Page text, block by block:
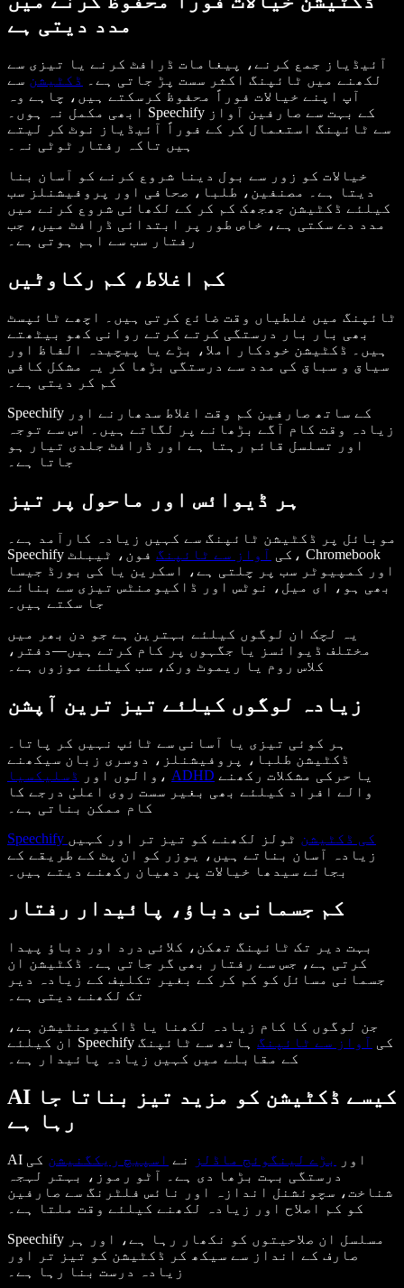
مدد دیتی ہے
آئیڈیاز جمع کرنے، پیغامات ڈرافٹ کرنے یا تیزی سے
لکھنے میں ٹائپنگ اکثر سست پڑ جاتی ہے۔
ڈکٹیشن سے
آپ اپنے خیالات فوراً محفوظ کرسکتے ہیں، چاہے وہ
ابھی مکمل نہ ہوں۔ Speechify کے بہت سے صارفین آواز
سے ٹائپنگ استعمال کر کے فوراً آئیڈیاز نوٹ کر لیتے
ہیں تاکہ رفتار ٹوٹی نہ۔
خیالات کو زور سے بول دینا شروع کرنے کو آسان بنا
دیتا ہے۔ مصنفین، طلبا، صحافی اور پروفیشنلز سب
کیلئے ڈکٹیشن جھجھک کم کر کے لکھائی شروع کرنے میں
مدد دے سکتی ہے، خاص طور پر ابتدائی ڈرافٹ میں، جب
رفتار سب سے اہم ہوتی ہے۔
کم اغلاط، کم رکاوٹیں
ٹائپنگ میں غلطیاں وقت ضائع کرتی ہیں۔ اچھے ٹائپسٹ
بھی بار بار درستگی کرتے کرتے روانی کھو بیٹھتے
ہیں۔ ڈکٹیشن خودکار املا، بڑے یا پیچیدہ الفاظ اور
سیاق و سباق کی مدد سے درستگی بڑھا کر یہ مشکل کافی
کم کر دیتی ہے۔
Speechify کے ساتھ صارفین کم وقت اغلاط سدھارنے اور
زیادہ وقت کام آگے بڑھانے پر لگاتے ہیں۔ اس سے توجہ
اور تسلسل قائم رہتا ہے اور ڈرافٹ جلدی تیار ہو
جاتا ہے۔
ہر ڈیوائس اور ماحول پر تیز
موبائل پر ڈکٹیشن ٹائپنگ سے کہیں زیادہ کارآمد ہے۔
Speechify کی آواز سے ٹائپنگ فون، ٹیبلٹ، Chromebook
اور کمپیوٹر سب پر چلتی ہے، اسکرین یا کی بورڈ جیسا
بھی ہو، ای میل، نوٹس اور ڈاکیومنٹس تیزی سے بنائے
جا سکتے ہیں۔
یہ لچک ان لوگوں کیلئے بہترین ہے جو دن بھر میں
مختلف ڈیوائسز یا جگہوں پر کام کرتے ہیں—دفتر،
کلاس روم یا ریموٹ ورک، سب کیلئے موزوں ہے۔
زیادہ لوگوں کیلئے تیز ترین آپشن
ہر کوئی تیزی یا آسانی سے ٹائپ نہیں کر پاتا۔
ڈکٹیشن طلبا، پروفیشنلز، دوسری زبان سیکھنے
والوں اور
ڈسلیکسیا ، ADHD
والے افراد کیلئے بھی بغیر سست روی اعلیٰ درجے کا
کام ممکن بناتی ہے۔
Speechify کی ڈکٹیشن ٹولز لکھنے کو تیز تر اور کہیں
زیادہ آسان بناتے ہیں، یوزر کو ان پٹ کے طریقے کے
بجائے سیدھا خیالات پر دھیان رکھنے دیتے ہیں۔
کم جسمانی دباؤ، پائیدار رفتار
بہت دیر تک ٹائپنگ تھکن، کلائی درد اور دباؤ پیدا
کرتی ہے، جس سے رفتار بھی گر جاتی ہے۔ ڈکٹیشن ان
جسمانی مسائل کو کم کر کے بغیر تکلیف کے زیادہ دیر
تک لکھنے دیتی ہے۔
جن لوگوں کا کام زیادہ لکھنا یا ڈاکیومنٹیشن ہے،
ان کیلئے Speechify کی آواز سے ٹائپنگ ہاتھ سے ٹائپنگ
کے مقابلے میں کہیں زیادہ پائیدار ہے۔
AI کیسے ڈکٹیشن کو مزید تیز بناتا جا
رہا ہے
AI اور بڑے لینگوئج ماڈلز نے اسپیچ ریکگنیشن کی
درستگی بہت بڑھا دی ہے۔ آٹو رموز، بہتر لہجہ
شناخت، سچوئشنل اندازہ اور نائس فلٹرنگ سے صارفین
کو کم اصلاح اور زیادہ لکھنے کیلئے وقت ملتا ہے۔
Speechify مسلسل ان صلاحیتوں کو نکھار رہا ہے، اور ہر
صارف کے انداز سے سیکھ کر ڈکٹیشن کو تیز تر اور
زیادہ درست بنا رہا ہے۔